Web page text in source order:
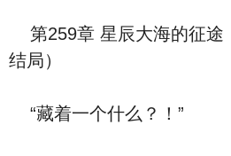
第259章 星辰大海的征途
结局）
“藏着一个什么？！”